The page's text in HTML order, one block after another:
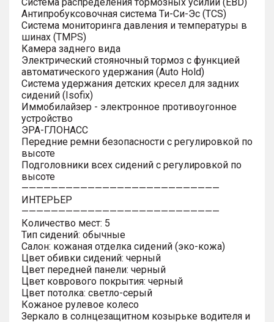
Антипробуксовочная система Ти-Си-Эс (TCS)
Система мониторинга давления и температуры в
шинах (TMPS)
Камера заднего вида
Электрический стояночный тормоз с функцией
автоматического удержания (Auto Hold)
Система удержания детских кресел для задних
сидений (Isofix)
Иммобилайзер - электронное противоугонное
устройство
ЭРА-ГЛОНАСС
Передние ремни безопасности с регулировкой по
высоте
Подголовники всех сидений с регулировкой по
высоте
———————————————————————————
ИНТЕРЬЕР
———————————————————————————
Количество мест: 5
Тип сидений: обычные
Салон: кожаная отделка сидений (эко-кожа)
Цвет обивки сидений: черный
Цвет передней панели: черный
Цвет коврового покрытия: черный
Цвет потолка: светло-серый
Кожаное рулевое колесо
Зеркало в солнцезащитном козырьке водителя и